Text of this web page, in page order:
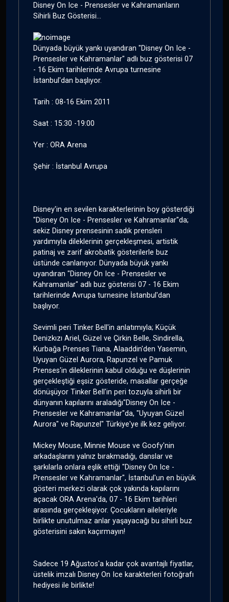
Disney On Ice - Prensesler ve Kahramanların
Sihirli Buz Gösterisi...
Dünyada büyük yankı uyandıran "Disney On Ice -
Prensesler ve Kahramanlar" adlı buz gösterisi 07
- 16 Ekim tarihlerinde Avrupa turnesine
İstanbul'dan başlıyor.
Tarih : 08-16 Ekim 2011
Saat : 15:30 -19:00
Yer : ORA Arena
Şehir : İstanbul Avrupa
Disney'in en sevilen karakterlerinin boy gösterdiği
"Disney On Ice - Prensesler ve Kahramanlar"da;
sekiz Disney prensesinin sadık prensleri
yardımıyla dileklerinin gerçekleşmesi, artistik
patinaj ve zarif akrobatik gösterilerle buz
üstünde canlanıyor. Dünyada büyük yankı
uyandıran "Disney On Ice - Prensesler ve
Kahramanlar" adlı buz gösterisi 07 - 16 Ekim
tarihlerinde Avrupa turnesine İstanbul'dan
başlıyor.
Sevimli peri Tinker Bell'in anlatımıyla; Küçük
Denizkızı Ariel, Güzel ve Çirkin Belle, Sindirella,
Kurbağa Prenses Tiana, Alaaddin'den Yasemin,
Uyuyan Güzel Aurora, Rapunzel ve Pamuk
Prenses'in dileklerinin kabul olduğu ve düşlerinin
gerçekleştiği eşsiz gösteride, masallar gerçeğe
dönüşüyor Tinker Bell'in peri tozuyla sihirli bir
dünyanın kapılarını araladığı"Disney On Ice -
Prensesler ve Kahramanlar"da, "Uyuyan Güzel
Aurora" ve Rapunzel" Türkiye'ye ilk kez geliyor.
Mickey Mouse, Minnie Mouse ve Goofy'nin
arkadaşlarını yalnız bırakmadığı, danslar ve
şarkılarla onlara eşlik ettiği "Disney On Ice -
Prensesler ve Kahramanlar", İstanbul'un en büyük
gösteri merkezi olarak çok yakında kapılarını
açacak ORA Arena'da, 07 - 16 Ekim tarihleri
arasında gerçekleşiyor. Çocukların aileleriyle
birlikte unutulmaz anlar yaşayacağı bu sihirli buz
gösterisini sakın kaçırmayın!
Sadece 19 Ağustos'a kadar çok avantajlı fiyatlar,
üstelik imzalı Disney On Ice karakterleri fotoğrafı
hediyesi ile birlikte!